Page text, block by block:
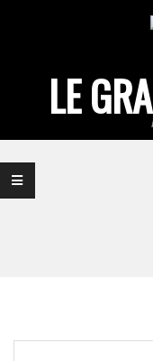
LE
Navigation
Menu